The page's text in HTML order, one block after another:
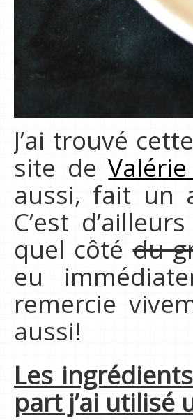
J’ai trouvé
site de
aussi, fait un
C’est
quel côtédu
eu
remercie
aussi!
Les
part j’ai utilisé